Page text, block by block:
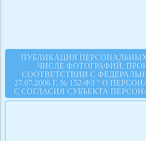
ПУБЛИКАЦИЯ
ЧИСЛЕ ФОТОГРАФИЙ,
СООТВЕТСТВИИ С
27.07.2006 Г. № 152-ФЗ " О
С СОГЛАСИЯ СУБЪЕКТА